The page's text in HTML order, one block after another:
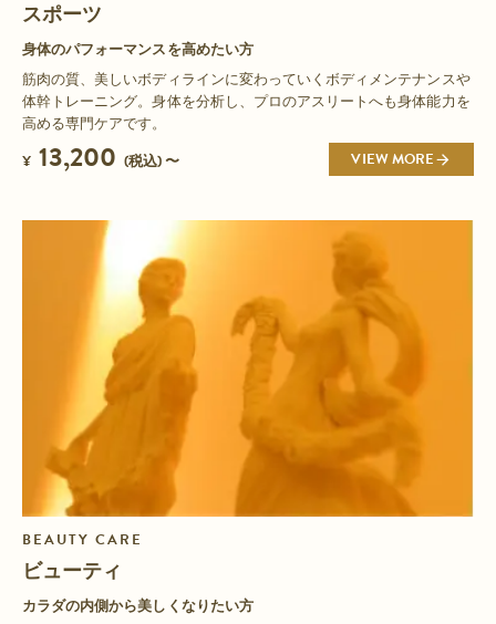
スポーツ
身体のパフォーマンスを高めたい方
筋肉の質、美しいボディラインに変わっていくボディメンテナンスや
体幹トレーニング。身体を分析し、プロのアスリートへも身体能力を
高める専門ケアです。
¥ 13,200 (税込) 〜 VIEW MORE
BEAUTY CARE
ビューティ
カラダの内側から美しくなりたい方